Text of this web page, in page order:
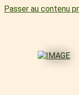
Passer au contenu